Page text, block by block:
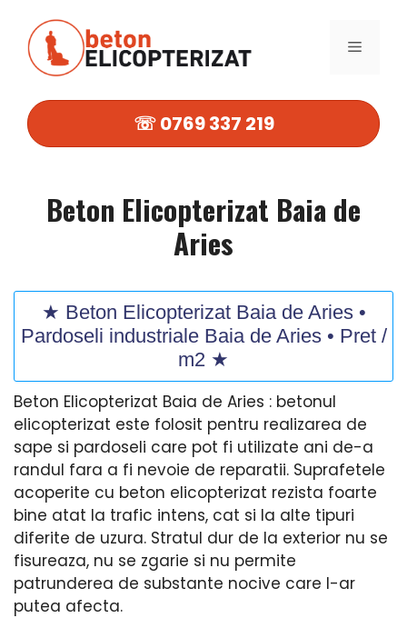
conținut
MENIU
☏ 0769 337 219
Beton Elicopterizat Baia de
Aries
★ Beton Elicopterizat Baia de Aries •
Pardoseli industriale Baia de Aries • Pret /
m2 ★
Beton Elicopterizat Baia de Aries : betonul
elicopterizat este folosit pentru realizarea de
sape si pardoseli care pot fi utilizate ani de-a
randul fara a fi nevoie de reparatii. Suprafetele
acoperite cu beton elicopterizat rezista foarte
bine atat la trafic intens, cat si la alte tipuri
diferite de uzura. Stratul dur de la exterior nu se
fisureaza, nu se zgarie si nu permite
patrunderea de substante nocive care l-ar
putea afecta.